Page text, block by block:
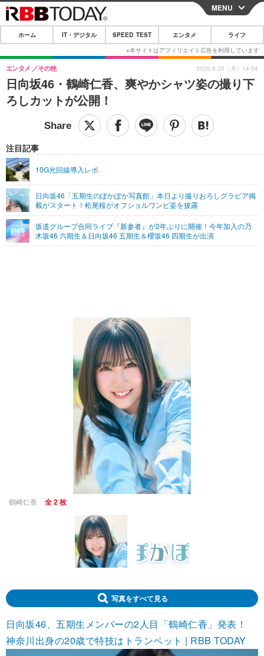
CLOSE
ホーム
IT・デジタル
IT・デジタルTOP スマートフォン
ショッピング その他
SPEED TEST
エンタメTOP 映画・ドラマ
グラビア ブログ
ショッピング その他
ライフTOP
その他
リリース一覧
プッシュ通知の停止方法
MENU
ホーム IT・デジタル SPEED TEST エンタメ ライフ
日向坂46・鶴崎仁香、爽やかシャツ姿の撮り下
ろしカットが公開！
エンタメ その他
注目記事
10G光回線導入レポ
日向坂46「五期生のぽかぽか写真館」本日より撮りおろしグラビア掲
載がスタート！松尾桜がオフショルワンピ姿を披露
坂道グループ合同ライブ『新参者』が2年ぶりに開催！今年加入の乃
木坂46 六期生＆日向坂46 五期生＆櫻坂46 四期生が出演
2025.9.25（木）14:04
鶴崎仁香 全 2 枚
写真をすべて見る
日向坂46、五期生メンバーの2人目「鶴崎仁香」発表！
神奈川出身の20歳で特技はトランペット | RBB TODAY